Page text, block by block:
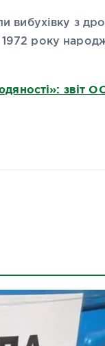
вибухівку з
року
звіт